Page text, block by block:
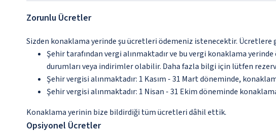
Zorunlu Ücretler
Sizden konaklama yerinde şu ücretleri ödemeniz istenecektir.
Şehir tarafından vergi alınmaktadır ve bu vergi konaklama
durumları veya indirimler olabilir. Daha fazla bilgi için lütfen
Şehir vergisi alınmaktadır: 1 Kasım - 31 Mart döneminde,
Şehir vergisi alınmaktadır: 1 Nisan - 31 Ekim döneminde
Konaklama yerinin bize bildirdiği tüm ücretleri dâhil ettik.
Opsiyonel Ücretler